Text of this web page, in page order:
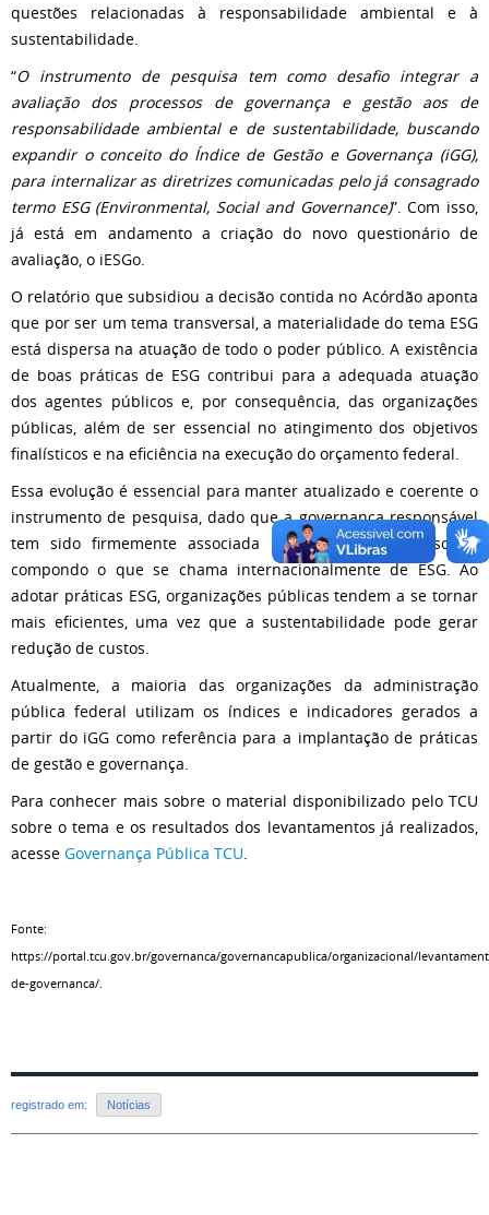
questões relacionadas à responsabilidade ambiental e à
sustentabilidade.
“O instrumento de pesquisa tem como desafio integrar a
avaliação dos processos de governança e gestão aos de
responsabilidade ambiental e de sustentabilidade, buscando
expandir o conceito do Índice de Gestão e Governança (iGG),
para internalizar as diretrizes comunicadas pelo já consagrado
termo ESG (Environmental, Social and Governance)”. Com isso,
já está em andamento a criação do novo questionário de
avaliação, o iESGo.
O relatório que subsidiou a decisão contida no Acórdão aponta
que por ser um tema transversal, a materialidade do tema ESG
está dispersa na atuação de todo o poder público. A existência
de boas práticas de ESG contribui para a adequada atuação
dos agentes públicos e, por consequência, das organizações
públicas, além de ser essencial no atingimento dos objetivos
finalísticos e na eficiência na execução do orçamento federal.
Essa evolução é essencial para manter atualizado e coerente o
instrumento de pesquisa, dado que a governança responsável
tem sido firmemente associada ao ambiental e ao social,
compondo o que se chama internacionalmente de ESG. Ao
adotar práticas ESG, organizações públicas tendem a se tornar
mais eficientes, uma vez que a sustentabilidade pode gerar
redução de custos.
Atualmente, a maioria das organizações da administração
pública federal utilizam os índices e indicadores gerados a
partir do iGG como referência para a implantação de práticas
de gestão e governança.
Para conhecer mais sobre o material disponibilizado pelo TCU
sobre o tema e os resultados dos levantamentos já realizados,
acesse Governança Pública TCU.
Fonte:
https://portal.tcu.gov.br/governanca/governancapublica/organizacional/
de-governanca/.
registrado em: Notícias